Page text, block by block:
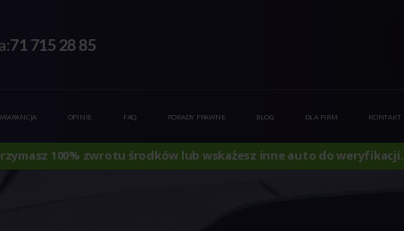
71 715 28 85
OPINIE FAQ PORADY PRAWNE BLOG DLA FIRM KONTAKT
100% zwrotu środków lub wskażesz inne auto do weryfikacji.